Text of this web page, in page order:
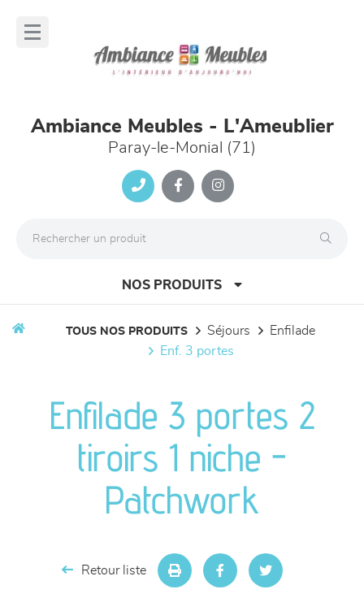
Ambiance Meubles - L'Ameublier
Paray-le-Monial (71)
NOS PRODUITS
séjours
meubles de complément
chambres et dressing
TOUS NOS PRODUITS séjours
enfilade
enf. 3 portes
Enfilade 3 portes 2
tiroirs 1 niche -
Patchwork
Retour liste